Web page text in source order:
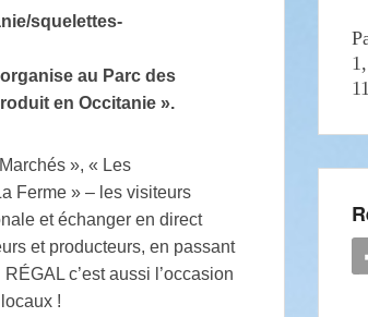
au Parc des
en Occitanie ».
», « Les
Ferme » – les visiteurs
et échanger en direct
et producteurs, en passant
c’est aussi l’occasion
!